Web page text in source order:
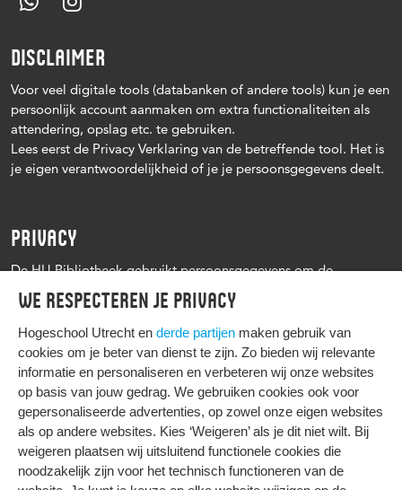
We respecteren je privacy
Hogeschool Utrecht en derde partijen maken gebruik van
cookies om je beter van dienst te zijn. Zo bieden wij relevante
informatie en personaliseren en verbeteren wij onze websites
op basis van jouw gedrag. We gebruiken cookies ook voor
gepersonaliseerde advertenties, op zowel onze eigen websites
als op andere websites. Kies ‘Weigeren’ als je dit niet wilt. Bij
weigeren plaatsen wij uitsluitend functionele cookies die
noodzakelijk zijn voor het technisch functioneren van de
DISCLAIMER
Voor veel digitale tools (databanken of andere tools) kun je een
persoonlijk account aanmaken om extra functionaliteiten als
attendering, opslag etc. te gebruiken.
Lees eerst de Privacy Verklaring van de betreffende tool. Het is
je eigen verantwoordelijkheid of je je persoonsgegevens deelt.
PRIVACY
De HU Bibliotheek gebruikt persoonsgegevens om de
leenprocedure te kunnen uitvoeren, onder andere voor het
versturen van herinneringen en informatie over reserveringen.
Zie verder het Privacy statement Hogeschool Utrecht
HIER KOMT ALLES SAMEN
Privacy